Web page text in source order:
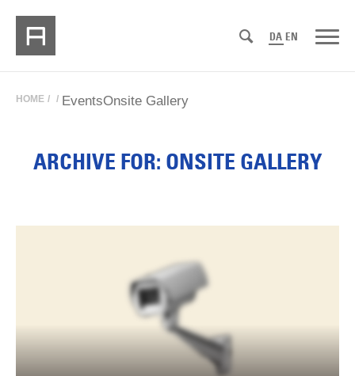
DA EN
HOME / Events
/ Onsite Gallery
ARCHIVE FOR: ONSITE GALLERY